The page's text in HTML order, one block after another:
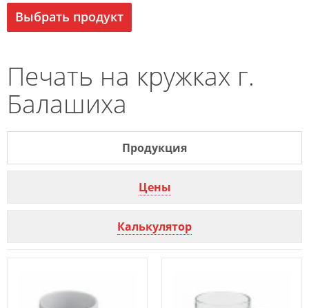
Выбрать продукт
Печать на кружках г.
Балашиха
Продукция
Цены
Калькулятор